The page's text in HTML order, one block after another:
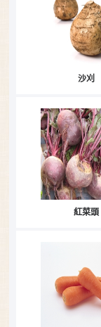
沙刈
紅菜頭